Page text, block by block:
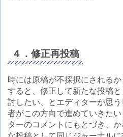
４．修正再投稿
時には原稿が不採択にされる
すると、修正して新たな投稿
討したい、とエディターが思
者がこの方向で進めていきた
ターのコメントにもとづき、